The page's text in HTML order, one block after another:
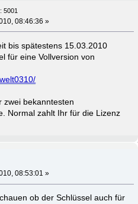
5001
08:46:36 »
bis spätestens 15.03.2010
für eine Vollversion von
zwei bekanntesten
Normal zahlt Ihr für die Lizenz
08:53:01 »
ob der Schlüssel auch für